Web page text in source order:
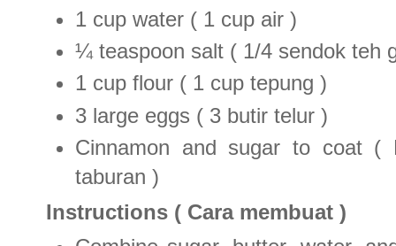
1 cup water ( 1 cup air )
¼ teaspoon salt ( 1/4 sendok teh
1 cup flour ( 1 cup tepung )
3 large eggs ( 3 butir telur )
Cinnamon and sugar to coat (
taburan )
Instructions ( Cara membuat )